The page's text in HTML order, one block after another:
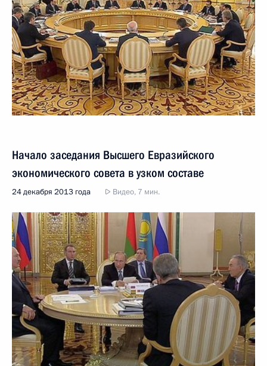
Начало заседания Высшего Евразийского
экономического совета в узком составе
24 декабря 2013 года Видео, 7 мин.